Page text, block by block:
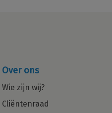
Over ons
Wie zijn wij?
Cliëntenraad